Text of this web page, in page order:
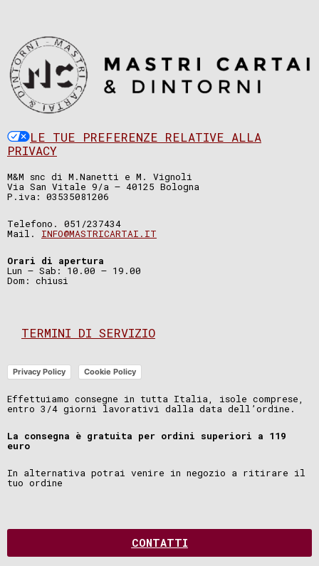
LE TUE PREFERENZE RELATIVE ALLA
PRIVACY
M&M snc di M.Nanetti e M. Vignoli
Via San Vitale 9/a – 40125 Bologna
P.iva: 03535081206
Telefono. 051/237434
Mail. INFO@MASTRICARTAI.IT
Orari di apertura
Lun – Sab: 10.00 – 19.00
Dom: chiusi
TERMINI DI SERVIZIO
Privacy Policy Cookie Policy
Effettuiamo consegne in tutta Italia, isole comprese,
entro 3/4 giorni lavorativi dalla data dell’ordine.
La consegna è gratuita per ordini superiori a 119
euro
In alternativa potrai venire in negozio a ritirare il
tuo ordine
CONTATTI